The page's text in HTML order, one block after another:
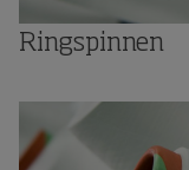
Ringspinnen